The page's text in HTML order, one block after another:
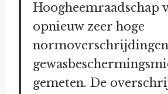
Hoogheemraadschap
opnieuw zeer hoge
gemeten. De